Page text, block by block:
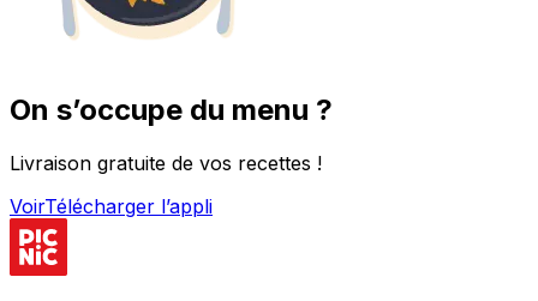
On s’occupe du menu ?
Livraison gratuite de vos recettes !
VoirTélécharger l’appli